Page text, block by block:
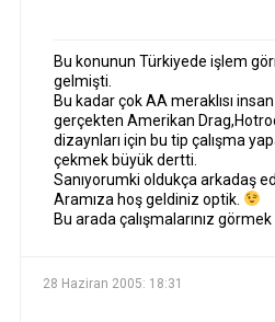
Bu konunun Türkiyede işlem
gelmişti.
Bu kadar çok AA meraklısı
gerçekten Amerikan
dizaynları için bu tip çalışma
çekmek büyük dertti.
Sanıyorumki oldukça arkadaş
Aramıza hoş geldiniz optik.
Bu arada çalışmalarınız
28 Haziran 2005: 18:31